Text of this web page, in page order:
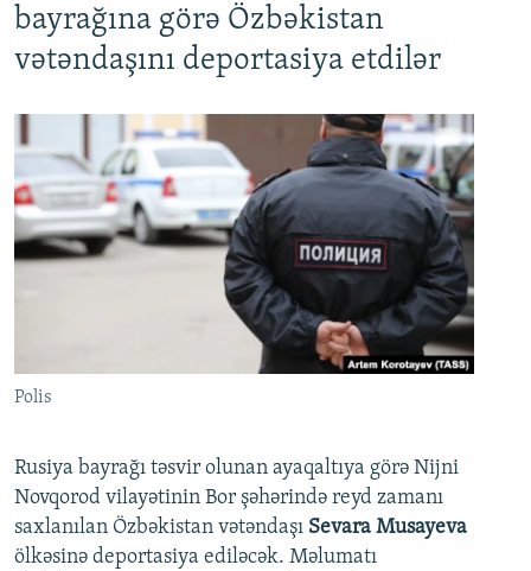
bayrağına görə Özbəkistan
vətəndaşını deportasiya etdilər
Polis
Rusiya bayrağı təsvir olunan ayaqaltıya görə Nijni
Novqorod vilayətinin Bor şəhərində reyd zamanı
saxlanılan Özbəkistan vətəndaşı Sevara Musayeva
ölkəsinə deportasiya ediləcək. Məlumatı